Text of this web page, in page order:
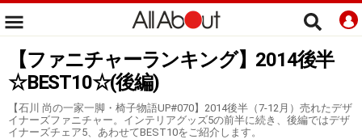
【ファニチャーランキング】2014後半
☆BEST10☆(後編)
【石川 尚の一家一脚・椅子物語UP#070】2014後半（7-12月）売れたデザ
イナーズファニチャー。インテリアグッズ5の前半に続き、後編ではデザ
イナーズチェア5、あわせてBEST10をご紹介します。